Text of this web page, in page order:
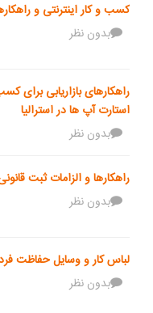
کسب و کار اینترنتی و
بدون نظر
راهکارهای بازاریابی برای
استارت آپ ها در استرالیا
بدون نظر
راهکارها و الزامات ثبت
بدون نظر
لباس کار و وسایل حفاظت
بدون نظر